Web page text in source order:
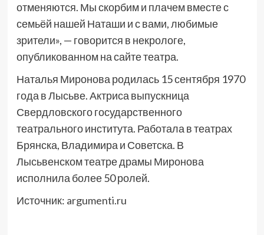
отменяются. Мы скорбим и плачем вместе с
семьёй нашей Наташи и с вами, любимые
зрители», — говорится в некрологе,
опубликованном на сайте театра.
Наталья Миронова родилась 15 сентября 1970
года в Лысьве. Актриса выпускница
Свердловского государственного
театрального института. Работала в театрах
Брянска, Владимира и Советска. В
Лысьвенском театре драмы Миронова
исполнила более 50 ролей.
Источник: argumenti.ru